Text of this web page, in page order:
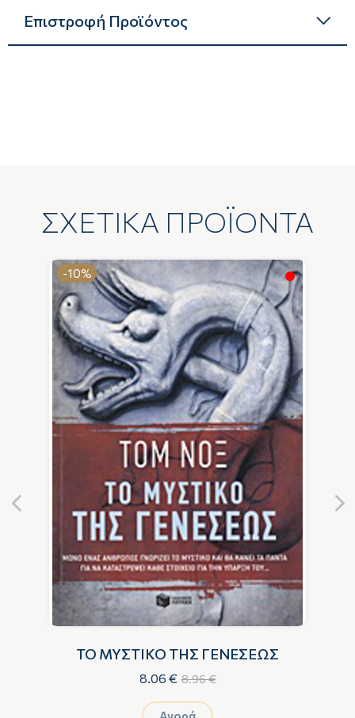
Επιστροφή Προϊόντος
ΣΧΕΤΙΚΑ ΠΡΟΪΟΝΤΑ
-10%
ΤΟ ΜΥΣΤΙΚΟ ΤΗΣ ΓΕΝΕΣΕΩΣ
8.06 € 8.96 €